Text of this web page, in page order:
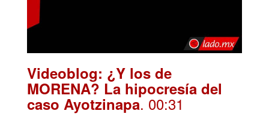
Videoblog: ¿Y los de
MORENA? La hipocresía del
caso Ayotzinapa. 00:31